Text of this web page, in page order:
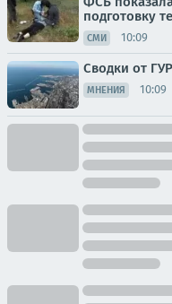
подготовку
СМИ 10:09
Сводки от
МНЕНИЯ 10:09